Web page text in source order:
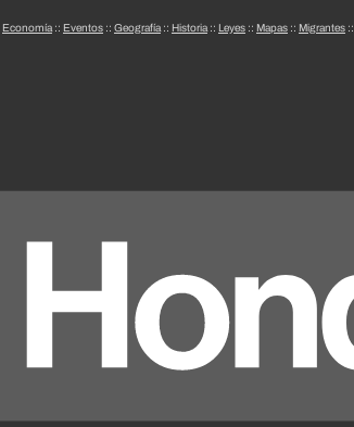
Economía :: Eventos :: Geografía :: Historia :: Leyes :: Mapas :: Migrantes ::